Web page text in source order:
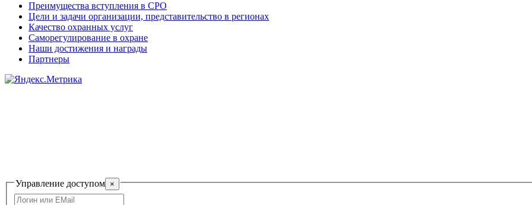
Преимущества вступления в СРО
Цели и задачи организации, представительство в регионах
Качество охранных услуг
Саморегулирование в охране
Наши достижения и награды
Партнеры
Управление доступом ×